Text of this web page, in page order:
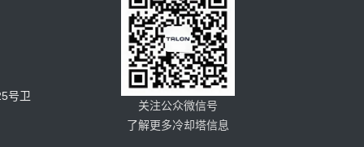
号卫
关注公众微信号
了解更多冷却塔信息